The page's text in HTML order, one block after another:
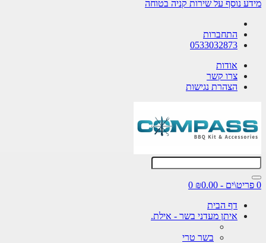
נוסף על שירות קניה בטוחה
התחברות
0533032873
אודות
צרו קשר
הצהרת נגישות
0
דף הבית
איתן מעדני בשר - אילת.
בשר טרי